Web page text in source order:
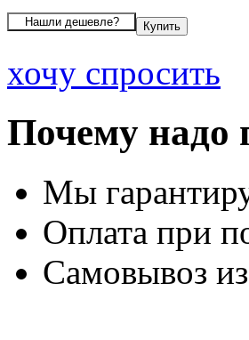
хочу спросить
Почему надо
Мы
Оплата при
Самовывоз